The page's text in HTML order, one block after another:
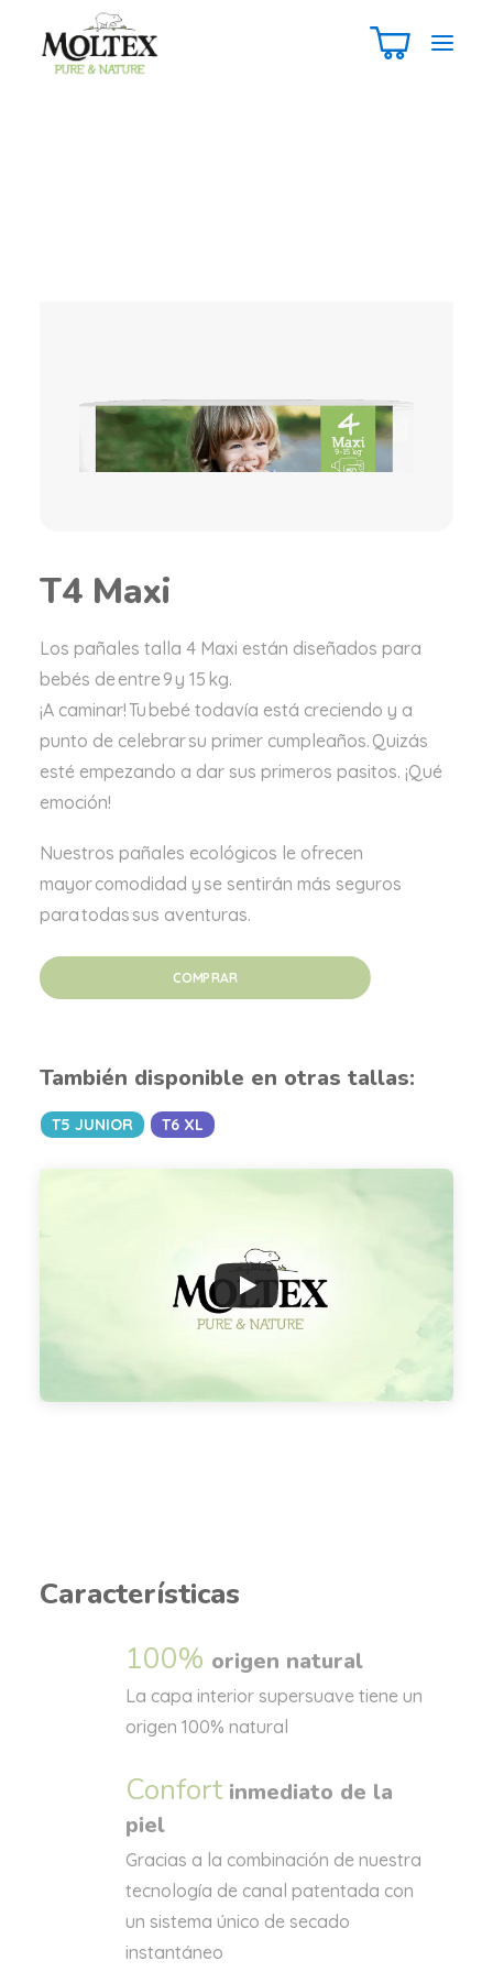
T4 Maxi
Los pañales talla 4 Maxi están diseñados para
bebés de entre 9 y 15 kg.
¡A caminar! Tu bebé todavía está creciendo y a
punto de celebrar su primer cumpleaños. Quizás
esté empezando a dar sus primeros pasitos. ¡Qué
emoción!
Nuestros pañales ecológicos le ofrecen
mayor comodidad y se sentirán más seguros
para todas sus aventuras.
COMPRAR
También disponible en otras tallas:
T5 JUNIOR T6 XL
Características
100% origen natural
La capa interior supersuave tiene un
origen 100% natural
Confortinmediato de la
piel
Gracias a la combinación de nuestra
tecnología de canal patentada con
un sistema único de secado
instantáneo